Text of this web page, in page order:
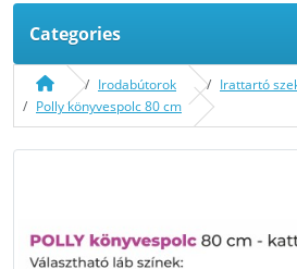
Categories
Irodabútorok
Irattartó
Polly könyvespolc 80 cm